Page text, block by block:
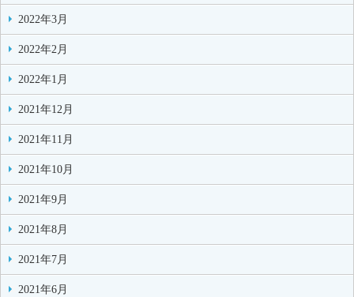
2022年3月
2022年2月
2022年1月
2021年12月
2021年11月
2021年10月
2021年9月
2021年8月
2021年7月
2021年6月